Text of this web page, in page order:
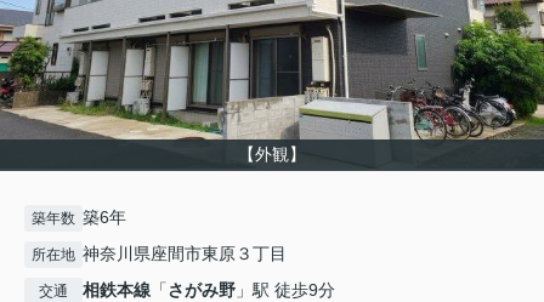
【外観】
築年数 築6年
所在地 神奈川県座間市東原３丁目
交通 相鉄本線 「さがみ野 」駅 徒歩9分